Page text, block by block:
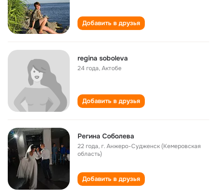
Добавить в друзья
regina soboleva
24 года,Актобе
Добавить в друзья
Регина Соболева
22 года,г. Анжеро-Судженск (Кемеровская
область)
Добавить в друзья